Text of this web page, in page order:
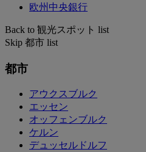
欧州中央銀行
Back to 観光スポット list
Skip 都市 list
都市
アウクスブルク
エッセン
オッフェンブルク
ケルン
デュッセルドルフ